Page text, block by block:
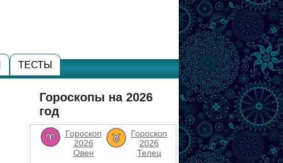
ТЕСТЫ
Гороскопы на 2026
год
Гороскоп
2026
Овен
Гороскоп
2026
Телец